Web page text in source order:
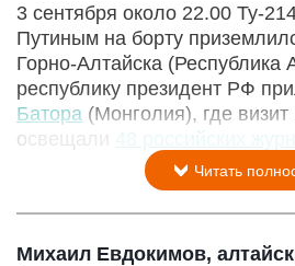
3 сентября около 22.00 Ту-
Путиным на борту
Горно-Алтайска (Республика
республику президент РФ
Батора (Монголия), где
освещали
48 российских
Читать
Михаил Евдокимов,